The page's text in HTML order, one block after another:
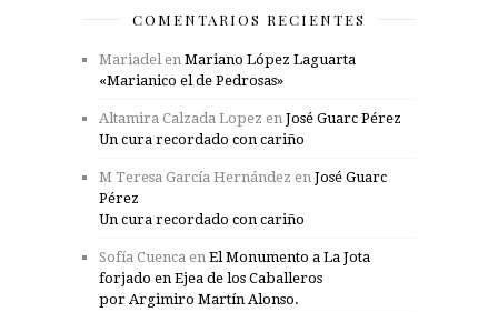
COMENTARIOS RECIENTES
Mariadel en Mariano López Laguarta
«Marianico el de Pedrosas»
Altamira Calzada Lopez en José Guarc Pérez
Un cura recordado con cariño
M Teresa García Hernández en José Guarc
Pérez
Un cura recordado con cariño
Sofía Cuenca en El Monumento a La Jota
forjado en Ejea de los Caballeros
por Argimiro Martín Alonso.